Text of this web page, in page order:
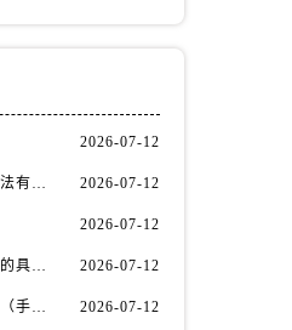
2026-07-12
万国手表表带的保养方法有哪些？ 2026-07-12
2026-07-12
万国手表起雾以后除雾的具体方法（万国手表起雾解决办法） 2026-07-12
万国手表走停怎么办？（手表走停的处理方法） 2026-07-12